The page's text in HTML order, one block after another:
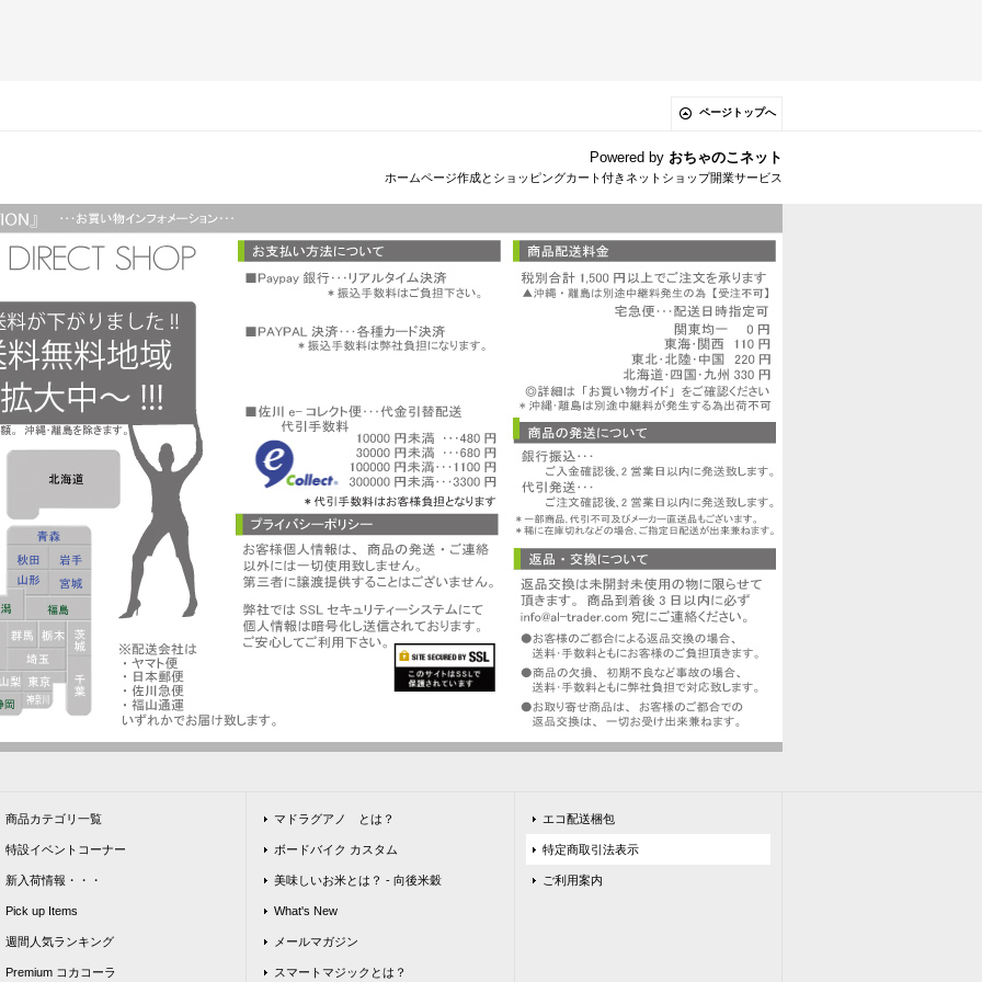
ページトップへ
Powered by おちゃのこネット
ホームページ作成とショッピングカート付きネットショップ開業サービス
商品カテゴリ一覧
特設イベントコーナー
新入荷情報・・・
Pick up Items
週間人気ランキング
Premium コカコーラ
マドラグアノ とは？
ボードバイク カスタム
美味しいお米とは？ - 向後米穀
What's New
メールマガジン
スマートマジックとは？
エコ配送梱包
特定商取引法表示
ご利用案内